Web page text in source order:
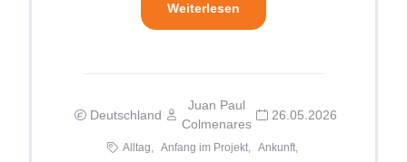
Weiterlesen
Deutschland
Juan Paul
Colmenares
26.05.2026
Alltag, Anfang im Projekt,
Ankunft,